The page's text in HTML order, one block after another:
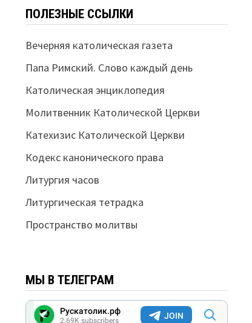
ПОЛЕЗНЫЕ ССЫЛКИ
Вечерняя католическая газета
Папа Римский. Слово каждый день
Католическая энциклопедия
Молитвенник Католической Церкви
Катехизис Католической Церкви
Кодекс канонического права
Литургия часов
Литургическая тетрадка
Пространство молитвы
МЫ В ТЕЛЕГРАМ